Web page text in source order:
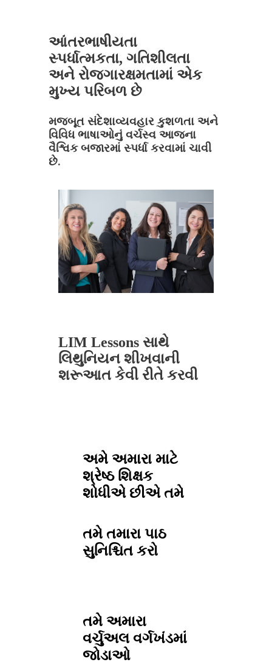
આંતરભાષીયતા
સ્પર્ધાત્મકતા, ગતિશીલતા
અને રોજગારક્ષમતામાં એક
મુખ્ય પરિબળ છે
મજબૂત સંદેશાવ્યવહાર કુશળતા અને
વિવિધ ભાષાઓનું વર્ચસ્વ આજના
વૈશ્વિક બજારમાં સ્પર્ધા કરવામાં ચાવી
છે.
LIM Lessons સાથે
લિથુનિયન શીખવાની
શરૂઆત કેવી રીતે કરવી
અમે અમારા માટે
શ્રેષ્ઠ શિક્ષક
શોધીએ છીએ તમે
તમે તમારા પાઠ
સુનિશ્ચિત કરો
તમે અમારા
વર્ચુઅલ વર્ગખંડમાં
જોડાઓ